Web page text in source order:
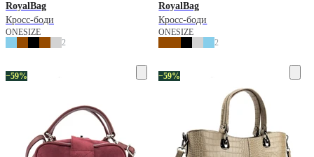
RoyalBag
Кросс-боди
ONESIZE
2
RoyalBag
Кросс-боди
ONESIZE
2
−59% −59%